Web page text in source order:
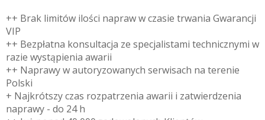
++ Brak limitów ilości napraw w czasie trwania Gwarancji
VIP
++ Bezpłatna konsultacja ze specjalistami technicznymi w
razie wystąpienia awarii
++ Naprawy w autoryzowanych serwisach na terenie
Polski
+ Najkrótszy czas rozpatrzenia awarii i zatwierdzenia
naprawy - do 24 h